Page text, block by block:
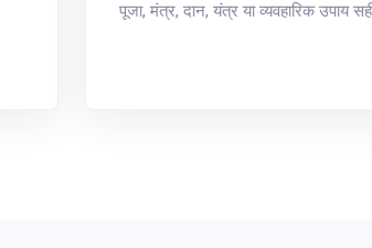
पूजा, मंत्र, दान, यंत्र या व्यवहारिक उपाय